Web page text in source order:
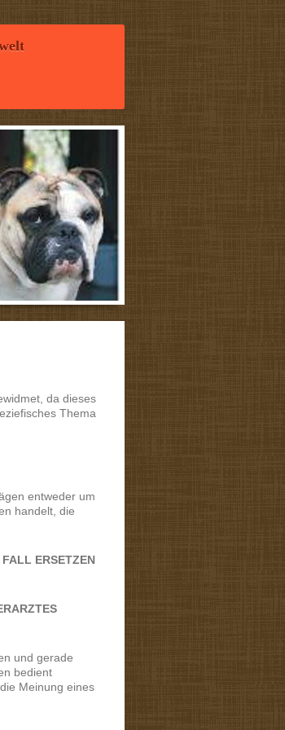
da dieses
Thema
entweder um
handelt, die
ERSETZEN
und gerade
bedient
Meinung eines